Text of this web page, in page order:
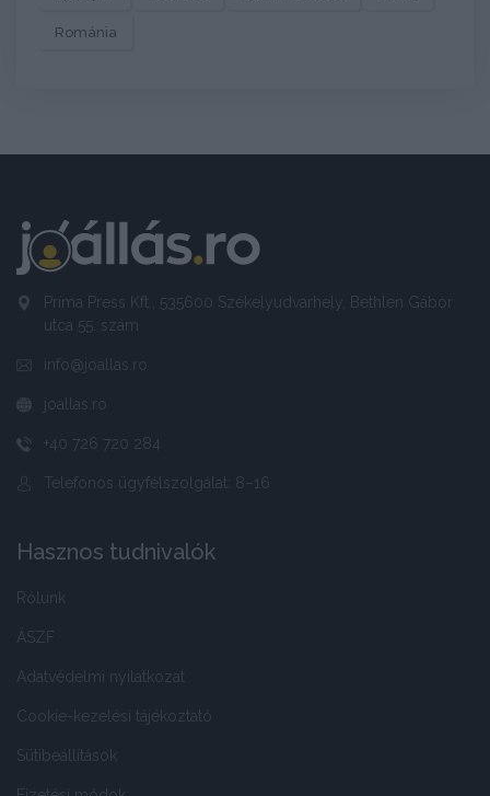
Románia
Príma Press Kft., 535600 Székelyudvarhely, Bethlen Gábor
utca 55. szám
info@joallas.ro
joallas.ro
+40 726 720 284
Telefonos ügyfélszolgálat: 8–16
Hasznos tudnivalók
Rólunk
ÁSZF
Adatvédelmi nyilatkozat
Cookie-kezelési tájékoztató
Sütibeállítások